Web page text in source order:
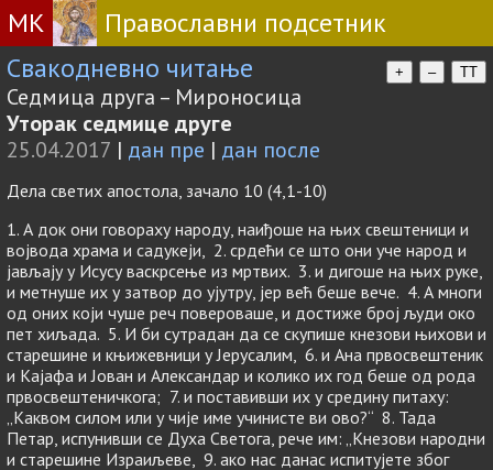
МК
Православни подсетник
Свакодневно читање
+ – TT
Седмица друга – Мироносица
Уторак седмице друге
25.04.2017 | дан пре | дан после
Дела светих апостола, зачало 10 (4,1-10)
1. А док они говораху народу, наиђоше на њих свештеници и
војвода храма и садукеји, 2. срдећи се што они уче народ и
јављају у Исусу васкрсење из мртвих. 3. и дигоше на њих руке,
и метнуше их у затвор до ујутру, јер већ беше вече. 4. А многи
од оних који чуше реч повероваше, и достиже број људи око
пет хиљада. 5. И би сутрадан да се скупише кнезови њихови и
старешине и књижевници у Јерусалим, 6. и Ана првосвештеник
и Кајафа и Јован и Александар и колико их год беше од рода
првосвештеничкога; 7. и поставивши их у средину питаху:
„Каквом силом или у чије име учинисте ви ово?“ 8. Тада
Петар, испунивши се Духа Светога, рече им: „Кнезови народни
и старешине Израиљеве, 9. ако нас данас испитујете због